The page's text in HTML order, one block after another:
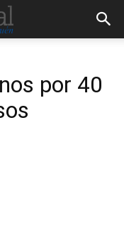
por 40